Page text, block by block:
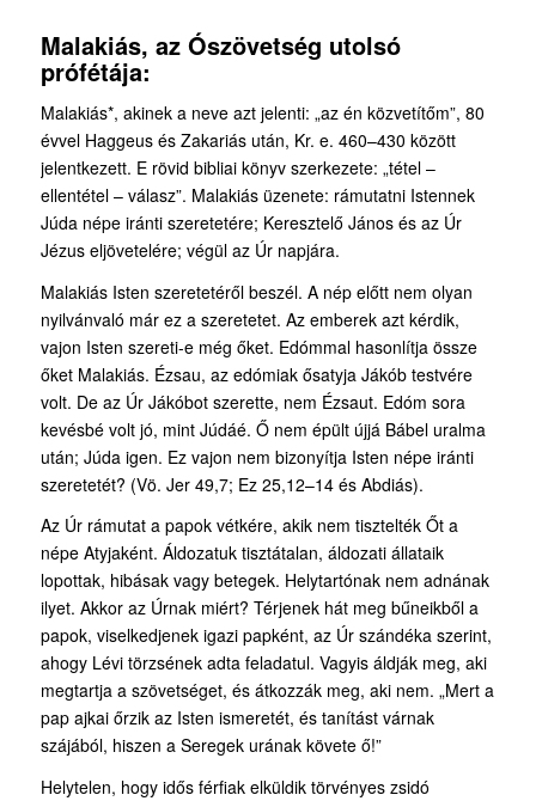
Malakiás, az Ószövetség utolsó
prófétája:
Malakiás*, akinek a neve azt jelenti: „az én közvetítőm”, 80
évvel Haggeus és Zakariás után, Kr. e. 460–430 között
jelentkezett. E rövid bibliai könyv szerkezete: „tétel –
ellentétel – válasz”. Malakiás üzenete: rámutatni Istennek
Júda népe iránti szeretetére; Keresztelő János és az Úr
Jézus eljövetelére; végül az Úr napjára.
Malakiás Isten szeretetéről beszél. A nép előtt nem olyan
nyilvánvaló már ez a szeretetet. Az emberek azt kérdik,
vajon Isten szereti-e még őket. Edómmal hasonlítja össze
őket Malakiás. Ézsau, az edómiak ősatyja Jákób testvére
volt. De az Úr Jákóbot szerette, nem Ézsaut. Edóm sora
kevésbé volt jó, mint Júdáé. Ő nem épült újjá Bábel uralma
után; Júda igen. Ez vajon nem bizonyítja Isten népe iránti
szeretetét? (Vö. Jer 49,7; Ez 25,12–14 és Abdiás).
Az Úr rámutat a papok vétkére, akik nem tisztelték Őt a
népe Atyjaként. Áldozatuk tisztátalan, áldozati állataik
lopottak, hibásak vagy betegek. Helytartónak nem adnának
ilyet. Akkor az Úrnak miért? Térjenek hát meg bűneikből a
papok, viselkedjenek igazi papként, az Úr szándéka szerint,
ahogy Lévi törzsének adta feladatul. Vagyis áldják meg, aki
megtartja a szövetséget, és átkozzák meg, aki nem. „Mert a
pap ajkai őrzik az Isten ismeretét, és tanítást várnak
szájából, hiszen a Seregek urának követe ő!”
Helytelen, hogy idős férfiak elküldik törvényes zsidó